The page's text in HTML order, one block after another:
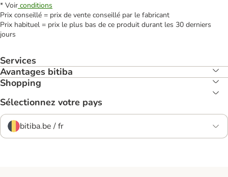
* Voir conditions
Prix conseillé = prix de vente conseillé par le fabricant
Prix habituel = prix le plus bas de ce produit durant les 30 derniers
jours
Services
Avantages bitiba
Shopping
Sélectionnez votre pays
bitiba.be / fr